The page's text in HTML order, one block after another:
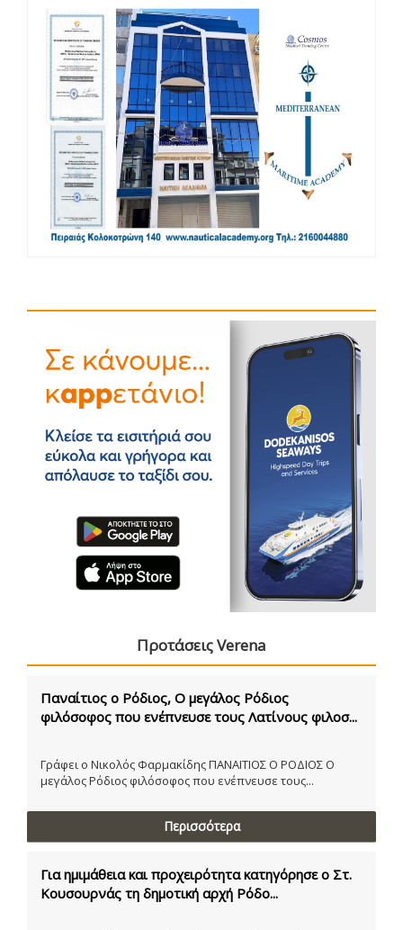
Προτάσεις Verena
Παναίτιος ο Ρόδιος, Ο μεγάλος Ρόδιος
φιλόσοφος που ενέπνευσε τους Λατίνους φιλοσ...
Γράφει ο Νικολός Φαρμακίδης ΠΑΝΑΙΤΙΟΣ Ο ΡΟΔΙΟΣ Ο
μεγάλος Ρόδιος φιλόσοφος που ενέπνευσε τους...
Περισσότερα
Για ημιμάθεια και προχειρότητα κατηγόρησε ο Στ.
Κουσουρνάς τη δημοτική αρχή Ρόδο...